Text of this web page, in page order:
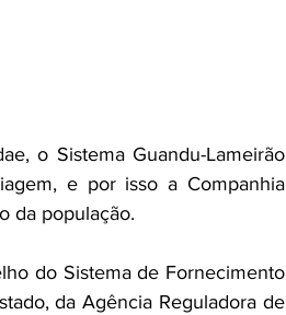
o Sistema Guandu-Lameirão
e por isso a Companhia
da população.
do Sistema de Fornecimento
da Agência Reguladora de